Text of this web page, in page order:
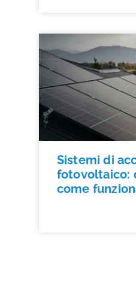
Sistemi di
fotovoltaico:
come